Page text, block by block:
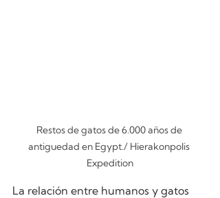
Restos de gatos de 6.000 años de
antiguedad en Egypt./ Hierakonpolis
Expedition
La relación entre humanos y gatos